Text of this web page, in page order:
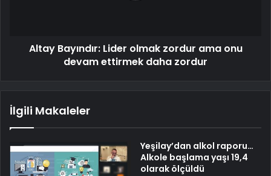
Altay Bayındır: Lider olmak zordur ama onu
devam ettirmek daha zordur
İlgili Makaleler
Yeşilay’dan alkol raporu…
Alkole başlama yaşı 19,4
olarak ölçüldü